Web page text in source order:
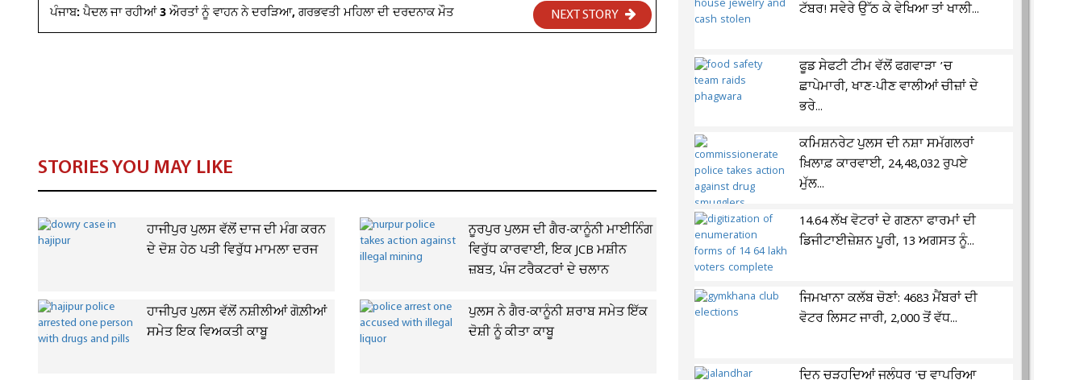
ਪੰਜਾਬ: ਪੈਦਲ ਜਾ ਰਹੀਆਂ 3 ਔਰਤਾਂ ਨੂੰ ਵਾਹਨ ਨੇ ਦਰੜਿਆ, ਗਰਭਵਤੀ ਮਹਿਲਾ ਦੀ ਦਰਦਨਾਕ ਮੌਤ NEXT STORY
STORIES YOU MAY LIKE
ਹਾਜੀਪੁਰ ਪੁਲਸ ਵੱਲੋਂ ਦਾਜ ਦੀ ਮੰਗ ਕਰਨ
ਦੇ ਦੋਸ਼ ਹੇਠ ਪਤੀ ਵਿਰੁੱਧ ਮਾਮਲਾ ਦਰਜ
ਨੂਰਪੁਰ ਪੁਲਸ ਦੀ ਗੈਰ-ਕਾਨੂੰਨੀ ਮਾਈਨਿੰਗ
ਵਿਰੁੱਧ ਕਾਰਵਾਈ, ਇਕ JCB ਮਸ਼ੀਨ
ਜ਼ਬਤ, ਪੰਜ ਟਰੈਕਟਰਾਂ ਦੇ ਚਲਾਨ
ਹਾਜੀਪੁਰ ਪੁਲਸ ਵੱਲੋਂ ਨਸ਼ੀਲੀਆਂ ਗੋਲ਼ੀਆਂ
ਸਮੇਤ ਇਕ ਵਿਅਕਤੀ ਕਾਬੂ
ਪੁਲਸ ਨੇ ਗੈਰ-ਕਾਨੂੰਨੀ ਸ਼ਰਾਬ ਸਮੇਤ ਇੱਕ
ਦੋਸ਼ੀ ਨੂੰ ਕੀਤਾ ਕਾਬੂ
ਟੱਬਰ! ਸਵੇਰੇ ਉੱਠ ਕੇ ਵੇਖਿਆ ਤਾਂ ਖਾਲੀ...
ਫੂਡ ਸੇਫਟੀ ਟੀਮ ਵੱਲੋਂ ਫਗਵਾੜਾ ’ਚ
ਛਾਪੇਮਾਰੀ, ਖਾਣ-ਪੀਣ ਵਾਲੀਆਂ ਚੀਜ਼ਾਂ ਦੇ
ਭਰੇ...
ਕਮਿਸ਼ਨਰੇਟ ਪੁਲਸ ਦੀ ਨਸ਼ਾ ਸਮੱਗਲਰਾਂ
ਖ਼ਿਲਾਫ਼ ਕਾਰਵਾਈ, 24,48,032 ਰੁਪਏ
ਮੁੱਲ...
14.64 ਲੱਖ ਵੋਟਰਾਂ ਦੇ ਗਣਨਾ ਫਾਰਮਾਂ ਦੀ
ਡਿਜੀਟਾਈਜ਼ੇਸ਼ਨ ਪੂਰੀ, 13 ਅਗਸਤ ਨੂੰ...
ਜਿਮਖਾਨਾ ਕਲੱਬ ਚੋਣਾਂ: 4683 ਮੈਂਬਰਾਂ ਦੀ
ਵੋਟਰ ਲਿਸਟ ਜਾਰੀ, 2,000 ਤੋਂ ਵੱਧ...
ਦਿਨ ਚੜ੍ਹਦਿਆਂ ਜਲੰਧਰ 'ਚ ਵਾਪਰਿਆ